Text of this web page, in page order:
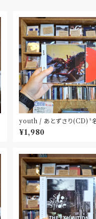
youth / あとずさり(CD)〝
屋〟
¥1,980